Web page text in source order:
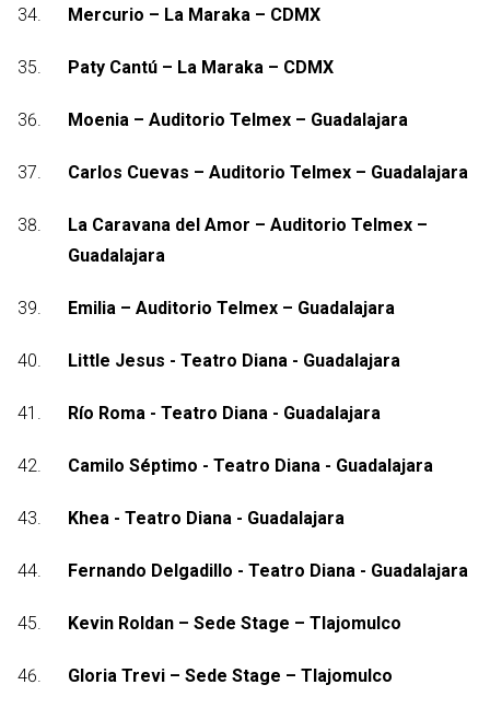
Mercurio – La Maraka – CDMX
Paty Cantú – La Maraka – CDMX
Moenia – Auditorio Telmex – Guadalajara
Carlos Cuevas – Auditorio Telmex – Guadalajara
La Caravana del Amor – Auditorio Telmex –
Guadalajara
Emilia – Auditorio Telmex – Guadalajara
Little Jesus - Teatro Diana - Guadalajara
Río Roma - Teatro Diana - Guadalajara
Camilo Séptimo - Teatro Diana - Guadalajara
Khea - Teatro Diana - Guadalajara
Fernando Delgadillo - Teatro Diana - Guadalajara
Kevin Roldan – Sede Stage – Tlajomulco
Gloria Trevi – Sede Stage – Tlajomulco